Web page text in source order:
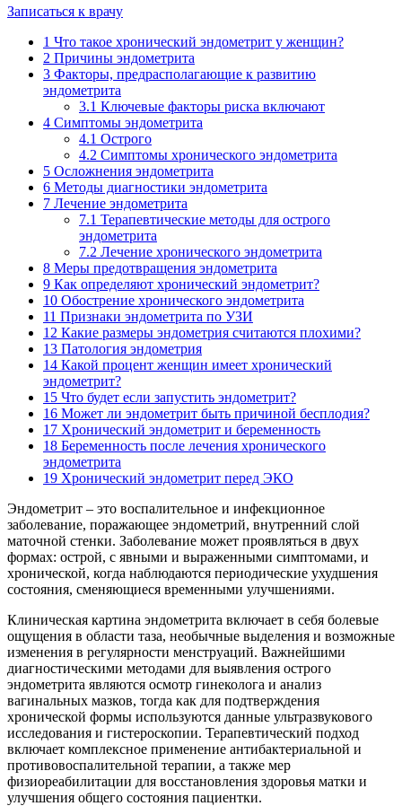
Записаться к врачу
1 Что такое хронический эндометрит у женщин?
2 Причины эндометрита
3 Факторы, предрасполагающие к развитию
эндометрита
3.1 Ключевые факторы риска включают
4 Симптомы эндометрита
4.1 Острого
4.2 Симптомы хронического эндометрита
5 Осложнения эндометрита
6 Методы диагностики эндометрита
7 Лечение эндометрита
7.1 Терапевтические методы для острого
эндометрита
7.2 Лечение хронического эндометрита
8 Меры предотвращения эндометрита
9 Как определяют хронический эндометрит?
10 Обострение хронического эндометрита
11 Признаки эндометрита по УЗИ
12 Какие размеры эндометрия считаются плохими?
13 Патология эндометрия
14 Какой процент женщин имеет хронический
эндометрит?
15 Что будет если запустить эндометрит?
16 Может ли эндометрит быть причиной бесплодия?
17 Хронический эндометрит и беременность
18 Беременность после лечения хронического
эндометрита
19 Хронический эндометрит перед ЭКО
Эндометрит – это воспалительное и инфекционное
заболевание, поражающее эндометрий, внутренний слой
маточной стенки. Заболевание может проявляться в двух
формах: острой, с явными и выраженными симптомами, и
хронической, когда наблюдаются периодические ухудшения
состояния, сменяющиеся временными улучшениями.
Клиническая картина эндометрита включает в себя болевые
ощущения в области таза, необычные выделения и возможные
изменения в регулярности менструаций. Важнейшими
диагностическими методами для выявления острого
эндометрита являются осмотр гинеколога и анализ
вагинальных мазков, тогда как для подтверждения
хронической формы используются данные ультразвукового
исследования и гистероскопии. Терапевтический подход
включает комплексное применение антибактериальной и
противовоспалительной терапии, а также мер
физиореабилитации для восстановления здоровья матки и
улучшения общего состояния пациентки.